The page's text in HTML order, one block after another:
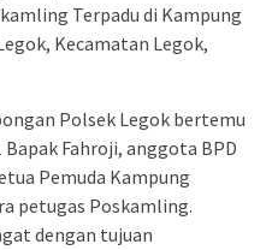
Terpadu di Kampung
Kecamatan Legok,
Polsek Legok bertemu
Fahroji, anggota BPD
Pemuda Kampung
petugas Poskamling.
dengan tujuan